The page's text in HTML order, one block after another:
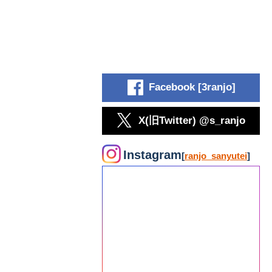
Facebook [3ranjo]
X(旧Twitter) @s_ranjo
Instagram[ranjo_sanyutei]